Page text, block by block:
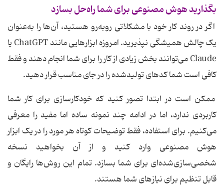
بگذارید هوش مصنوعی برای شما راه‌حل بسازد
اگر در روند کار خود با مشکلاتی روبه‌رو هستید، آن‌ها را به‌عنوان
یک چالش همیشگی نپذیرید. امروزه ابزارهایی مانند ChatGPT یا
Claude می‌توانند بخش زیادی از کار را برای شما انجام دهند و فقط
کافی است شما کدهای تولیدشده را در جای مناسب قرار دهید.
ممکن است در ابتدا تصور کنید که خودکارسازی برای کار شما
کاربردی ندارد، اما در ادامه چند نمونه ساده اما مفید را معرفی
می‌کنیم. برای استفاده، فقط توضیحات کوتاه هر مورد را در یک ابزار
هوش مصنوعی وارد کنید و از آن بخواهید نسخه
شخصی‌سازی‌شده‌ای برای شما بسازد. تمام این روش‌ها رایگان و
قابل تنظیم برای نیازهای شما هستند.